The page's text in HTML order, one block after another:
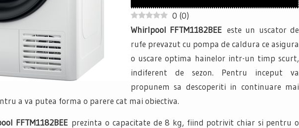
0 (0)
Whirlpool FFTM1182BEE este un uscator de
rufe prevazut cu pompa de caldura ce asigura
o uscare optima hainelor intr-un timp scurt,
indiferent de sezon. Pentru inceput va
propunem sa descoperiti in continuare mai
a va putea forma o parere cat mai obiectiva.
FFTM1182BEE prezinta o capacitate de 8 kg, fiind potrivit chiar si pentru o